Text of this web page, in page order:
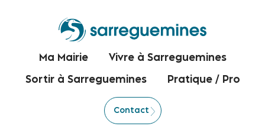
Ma Mairie Vivre à Sarreguemines
Sortir à Sarreguemines Pratique / Pro
Contact